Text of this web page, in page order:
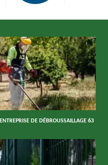
ENTREPRISE DE DÉBROUSSAILLAGE 63